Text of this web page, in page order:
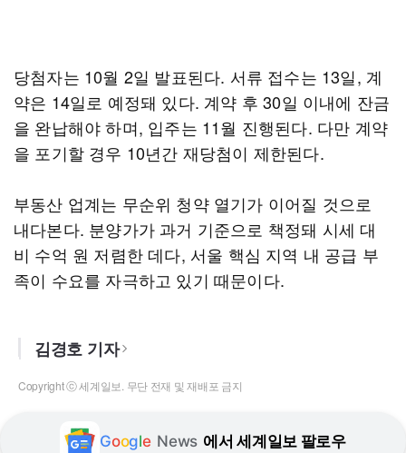
당첨자는 10월 2일 발표된다. 서류 접수는 13일, 계
약은 14일로 예정돼 있다. 계약 후 30일 이내에 잔금
을 완납해야 하며, 입주는 11월 진행된다. 다만 계약
을 포기할 경우 10년간 재당첨이 제한된다.
부동산 업계는 무순위 청약 열기가 이어질 것으로
내다본다. 분양가가 과거 기준으로 책정돼 시세 대
비 수억 원 저렴한 데다, 서울 핵심 지역 내 공급 부
족이 수요를 자극하고 있기 때문이다.
김경호 기자
Copyright ⓒ 세계일보. 무단 전재 및 재배포 금지
Google News 에서 세계일보 팔로우